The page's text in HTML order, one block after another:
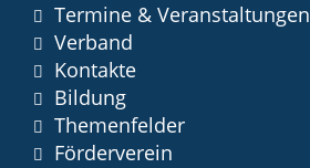
Termine & Veranstaltungen
Verband
Kontakte
Bildung
Themenfelder
Förderverein